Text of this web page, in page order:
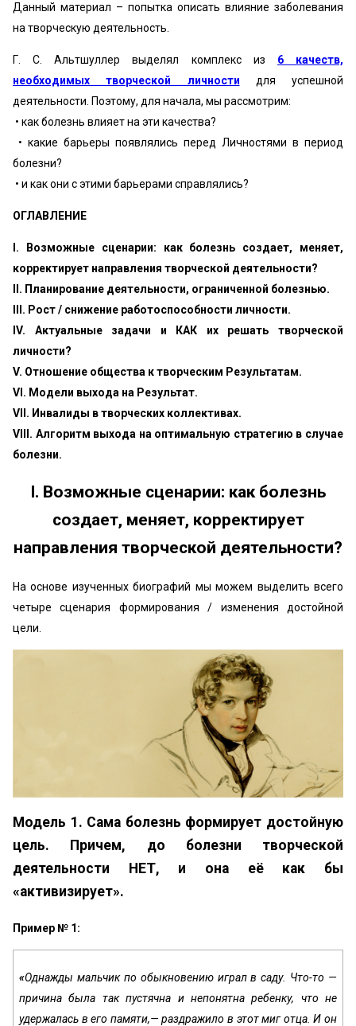
Данный материал – попытка описать влияние заболевания
на творческую деятельность.
Г. С. Альтшуллер выделял комплекс из 6 качеств,
необходимых творческой личности для успешной
деятельности. Поэтому, для начала, мы рассмотрим:
• как болезнь влияет на эти качества?
• какие барьеры появлялись перед Личностями в период
болезни?
• и как они с этими барьерами справлялись?
ОГЛАВЛЕНИЕ
I. Возможные сценарии: как болезнь создает, меняет,
корректирует направления творческой деятельности?
II. Планирование деятельности, ограниченной болезнью.
III. Рост / снижение работоспособности личности.
IV. Актуальные задачи и КАК их решать творческой
личности?
V. Отношение общества к творческим Результатам.
VI. Модели выхода на Результат.
VII. Инвалиды в творческих коллективах.
VIII. Алгоритм выхода на оптимальную стратегию в случае
болезни.
I. Возможные сценарии: как болезнь
создает, меняет, корректирует
направления творческой деятельности?
На основе изученных биографий мы можем выделить всего
четыре сценария формирования / изменения достойной
цели.
Модель 1. Сама болезнь формирует достойную
цель. Причем, до болезни творческой
деятельности НЕТ, и она её как бы
«активизирует».
Пример № 1:
«Однажды мальчик по обыкновению играл в саду. Что-то —
причина была так пустячна и непонятна ребенку, что не
удержа­лась в его памяти,— раздражило в этот миг отца. И он